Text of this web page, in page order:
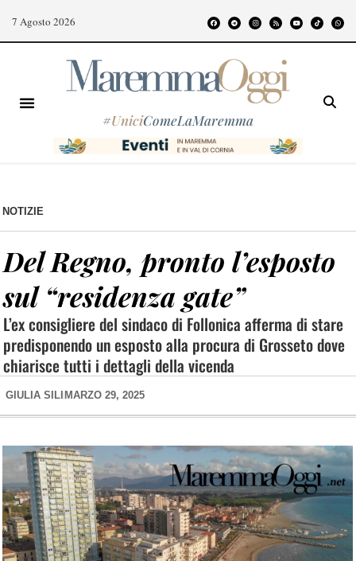
7 Agosto 2026
#UniciComeLaMaremma
NOTIZIE
Del Regno, pronto l’esposto
sul “residenza gate”
L’ex consigliere del sindaco di Follonica afferma di stare
predisponendo un esposto alla procura di Grosseto dove
chiarisce tutti i dettagli della vicenda
GIULIA SILI MARZO 29, 2025